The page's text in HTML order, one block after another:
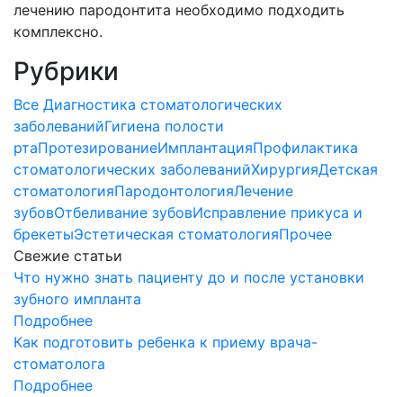
лечению пародонтита необходимо подходить
комплексно.
Рубрики
Все Диагностика стоматологических
заболеванийГигиена полости
ртаПротезированиеИмплантацияПрофилактика
стоматологических заболеванийХирургияДетская
стоматологияПародонтологияЛечение
зубовОтбеливание зубовИсправление прикуса и
брекетыЭстетическая стоматологияПрочее
Свежие статьи
Что нужно знать пациенту до и после установки
зубного импланта
Подробнее
Как подготовить ребенка к приему врача-
стоматолога
Подробнее